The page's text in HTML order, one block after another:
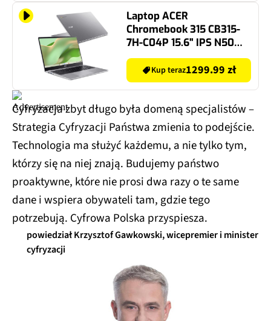
Funkcje AI
Laptop ACER
Chromebook 315 CB315-
7H-C04P 15.6" IPS N50
Chrome OS, Funkcje AI
Kup teraz1299.99 zł
Cyfryzacja zbyt długo była domeną specjalistów –
Strategia Cyfryzacji Państwa zmienia to podejście.
Technologia ma służyć każdemu, a nie tylko tym,
którzy się na niej znają. Budujemy państwo
proaktywne, które nie prosi dwa razy o te same
dane i wspiera obywateli tam, gdzie tego
potrzebują. Cyfrowa Polska przyspiesza.
powiedział Krzysztof Gawkowski, wicepremier i minister
cyfryzacji